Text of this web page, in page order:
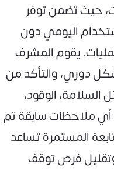
حيث تضمن توفر
اليومي دون
يقوم المشرف
دوري، والتأكد من
السلامة، الوقود،
أي ملاحظات سابقة تم
المستمرة تساعد
فرص توقف